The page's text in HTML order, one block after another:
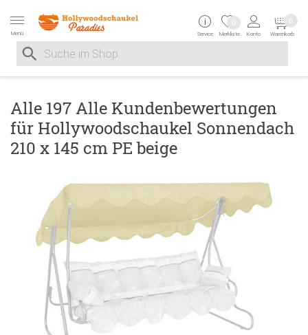
Menü
Suche nach
Suche im Shop, nach der Eingabe von 3 Buchstaben
Service Merkliste
0
Konto Warenkorb
0
Alle 197 Alle Kundenbewertungen
für Hollywoodschaukel Sonnendach
210 x 145 cm PE beige